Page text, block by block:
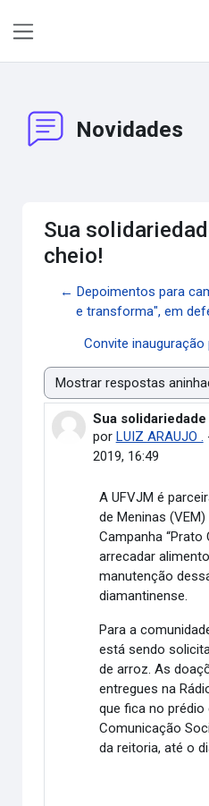
Novidades
Sua
cheio!
← Depoimentos para
e transforma", em
Convite
Modo de visualização
Sua
por LUIZ ARAUJO .
2019, 16:49
Número de
A UFVJM é
de Meninas
Campanha “Prato
arrecadar
manutenção
diamantinense.
Para a
está sendo
de arroz. As
entregues na
que fica no prédio
Comunicação
da reitoria, até o